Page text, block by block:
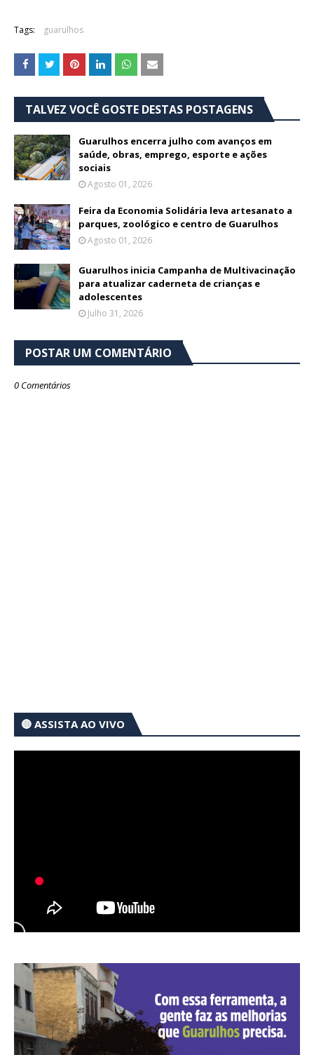
Tags: guarulhos
TALVEZ VOCÊ GOSTE DESTAS POSTAGENS
Guarulhos encerra julho com avanços em
saúde, obras, emprego, esporte e ações
sociais
Agosto 01, 2026
Feira da Economia Solidária leva artesanato a
parques, zoológico e centro de Guarulhos
Agosto 01, 2026
Guarulhos inicia Campanha de Multivacinação
para atualizar caderneta de crianças e
adolescentes
Julho 31, 2026
POSTAR UM COMENTÁRIO
0 Comentários
🔴 ASSISTA AO VIVO